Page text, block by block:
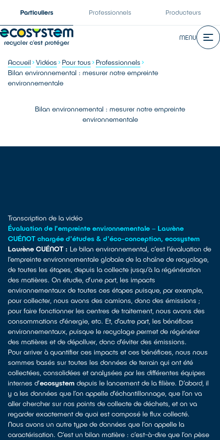
Particuliers Professionnels Producteurs
MENU
Accueil Vidéos Pour tous
Professionnels
Bilan environnemental : mesurer notre empreinte
environnementale
Bilan environnemental : mesurer notre empreinte
environnementale
Transcription de la vidéo
Évaluation de l'empreinte environnementale – Laurène
CUÉNOT chargée d'études & d'éco-conception, ecosystem
Laurène CUÉNOT : Le bilan environnemental, c’est l’évaluation de
l’empreinte environnementale globale de la chaîne de recyclage,
de toutes les étapes, depuis la collecte jusqu’à la régénération
des matières. On étudie, d’une part, les impacts
environnementaux de toutes ces étapes puisque, par exemple,
pour collecter, nous avons des camions, donc des émissions ;
pour faire fonctionner les centres de traitement, nous avons des
consommations d’énergie, etc. Et, d’autre part, les bénéfices
environnementaux, puisque le recyclage permet de régénérer
des matières et de dépolluer, donc d’éviter des émissions.
Pour arriver à quantifier ces impacts et ces bénéfices, nous nous
sommes basés sur toutes les données de terrain qui ont été
collectées, consolidées et analysées par les différentes équipes
internes d’ecosystem depuis le lancement de la filière. D’abord, il
y a les données que l’on appelle d’échantillonnage, que l’on va
aller chercher sur nos points de collecte de déchets, et on va
regarder exactement de quoi est composé le flux collecté.
Nous avons un autre type de données que l’on appelle la
caractérisation. C’est un bilan matière : c’est-à-dire que l’on pèse